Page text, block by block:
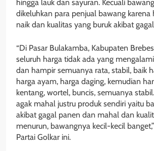
hingga lauk dan sayuran. Kecuali
dikeluhkan para penjual bawang karena
naik dan kualitas yang buruk akibat
“Di Pasar Bulakamba, Kabupaten
seluruh harga tidak ada yang
dan hampir semuanya rata, stabil, baik
harga ayam, harga daging, kemudian
kentang, wortel, buncis, semuanya
agak mahal justru produk sendiri yaitu
akibat gagal panen dan mahal dan
menurun, bawangnya kecil-kecil
Partai Golkar ini.